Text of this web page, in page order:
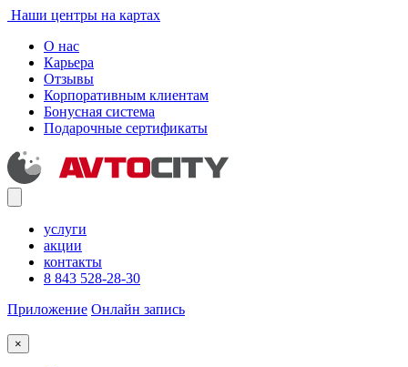
Наши центры на картах
О нас
Карьера
Отзывы
Корпоративным клиентам
Бонусная система
Подарочные сертификаты
услуги
акции
контакты
8 843 528-28-30
Приложение Онлайн запись
×